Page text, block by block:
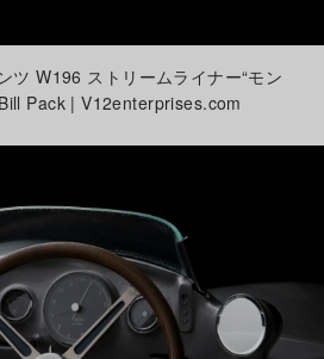
ツ W196 ストリームライナー“モン
Pack | V12enterprises.com